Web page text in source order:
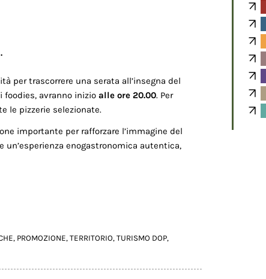
per trascorrere una serata all’insegna del
avranno inizio alle ore 20.00. Per
le pizzerie selezionate.
importante per rafforzare l’immagine del
enogastronomica autentica,
, PROMOZIONE, TERRITORIO, TURISMO DOP,